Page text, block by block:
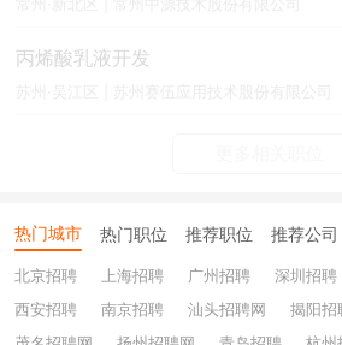
丙烯酸乳液开发
热门城市 热门职位 推荐职位 推荐公司
北京招聘 上海招聘 广州招聘 深圳招聘
西安招聘
南京招聘 汕头招聘网 揭阳招